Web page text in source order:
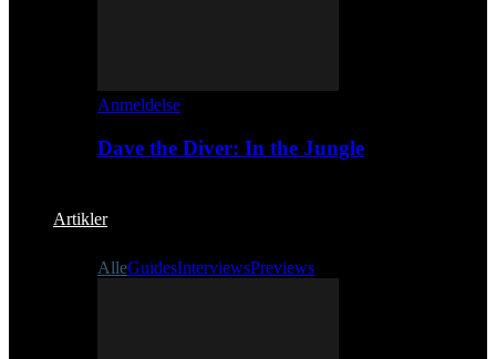
Anmeldelse
Dave the Diver: In the Jungle
Artikler
AlleGuidesInterviewsPreviews